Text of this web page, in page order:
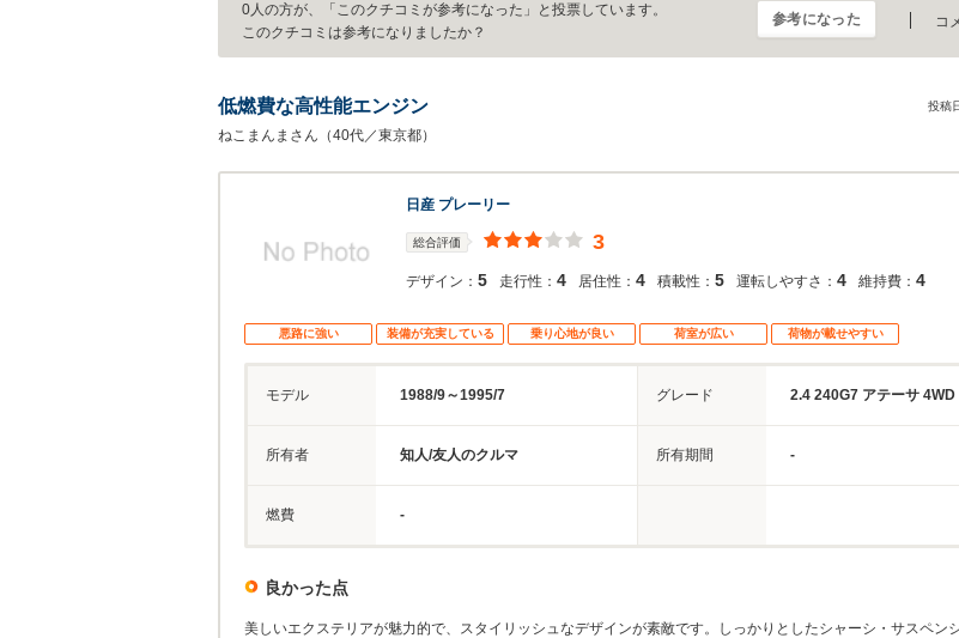
0人の方が、「このクチコミが参考になった」と投票しています。
このクチコミは参考になりましたか？
参考になった コ
低燃費な高性能エンジン 投稿
ねこまんまさん（40代／東京都）
日産 プレーリー
総合評価 3
デザイン： 5 走行性： 4 居住性： 4 積載性： 5 運転しやすさ： 4 維持費： 4
悪路に強い 装備が充実している 乗り心地が良い 荷室が広い 荷物が載せやすい
モデル 1988/9～1995/7 グレード 2.4 240G7 アテーサ 4WD
所有者 知人/友人のクルマ 所有期間 -
燃費 -
良かった点
美しいエクステリアが魅力的で、スタイリッシュなデザインが素敵です。しっかりとしたシャーシ・サスペン